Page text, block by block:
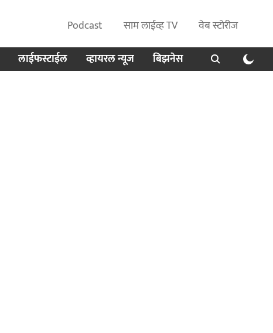
Podcast साम लाईव्ह TV
वेब स्टोरीज
लाईफस्टाईल व्हायरल न्यूज बिझनेस